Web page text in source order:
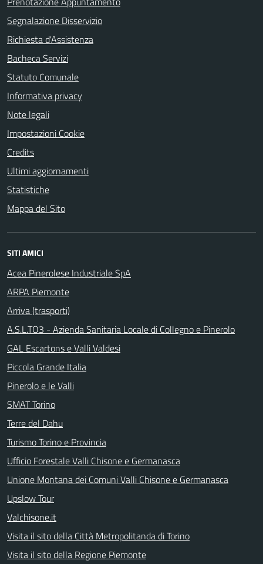
Segnalazione Disservizio
Richiesta d'Assistenza
Bacheca Servizi
Statuto Comunale
Informativa privacy
Note legali
Impostazioni Cookie
Credits
Ultimi aggiornamenti
Statistiche
Mappa del Sito
SITI AMICI
Acea Pinerolese Industriale SpA
ARPA Piemonte
Arriva (trasporti)
A.S.L.TO3 - Azienda Sanitaria Locale di Collegno e Pinerolo
GAL Escartons e Valli Valdesi
Piccola Grande Italia
Pinerolo e le Valli
SMAT Torino
Terre del Dahu
Turismo Torino e Provincia
Ufficio Forestale Valli Chisone e Germanasca
Unione Montana dei Comuni Valli Chisone e Germanasca
Upslow Tour
Valchisone.it
Visita il sito della Città Metropolitanda di Torino
Visita il sito della Regione Piemonte